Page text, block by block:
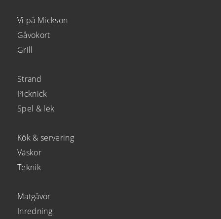
Vi på Mickson
Gåvokort
Grill
Strand
Picknick
Spel & lek
Kök & servering
Väskor
Teknik
Matgåvor
Inredning